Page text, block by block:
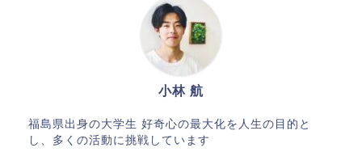
小林 航
福島県出身の大学生 好奇心の最大化を人生の目的と
し、多くの活動に挑戦しています